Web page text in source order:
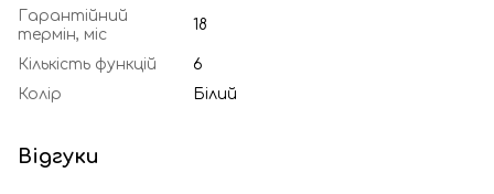
Гарантійний
термін, міс
18
Кількість функцій
6
Колір
Білий
Відгуки